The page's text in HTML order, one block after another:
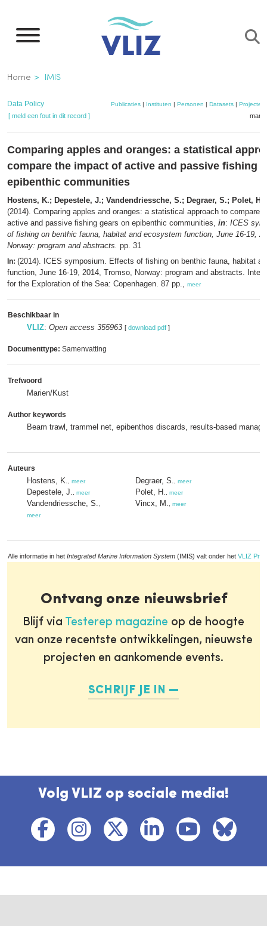
naar
inhoud
gaan
Kruimelpad
Home IMIS
Data Policy Publicaties| Instituten | Personen | Datasets| Projecten
[ meld een fout in dit record ]
Comparing apples and oranges: a statistical
compare the impact of active and passive fishing
epibenthic communities
Hostens, K.; Depestele, J.; Vandendriessche, S.; Degraer, S.; Polet,
(2014). Comparing apples and oranges: a statistical approach to compare
active and passive fishing gears on epibenthic communities, in: ICES
of fishing on benthic fauna, habitat and ecosystem function, June 16-19,
Norway: program and abstracts. pp. 31
In: (2014). ICES symposium. Effects of fishing on benthic fauna, habitat
function, June 16-19, 2014, Tromso, Norway: program and abstracts.
for the Exploration of the Sea: Copenhagen. 87 pp., meer
Beschikbaar in
VLIZ: Open access 355963 [ download pdf ]
Documenttype: Samenvatting
Trefwoord
Marien/Kust
Author keywords
Beam trawl, trammel net, epibenthos discards, results-based
Auteurs
Hostens, K. meer
Depestele, J. meer
Vandendriessche, S.
meer
Degraer, S. meer
Polet, H. meer
Vincx, M. meer
Alle informatie in het Integrated Marine Information System (IMIS) valt onder het VLIZ
Ontvang onze nieuwsbrief
Blijf via Testerep magazine op de hoogte
van onze recentste ontwikkelingen, nieuwste
projecten en aankomende events.
SCHRIJF JE IN
Volg VLIZ op sociale media!